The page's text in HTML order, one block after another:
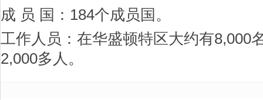
成 员 国：184个成员国。
工作人员：在华盛顿特区大约有8,000
2,000多人。